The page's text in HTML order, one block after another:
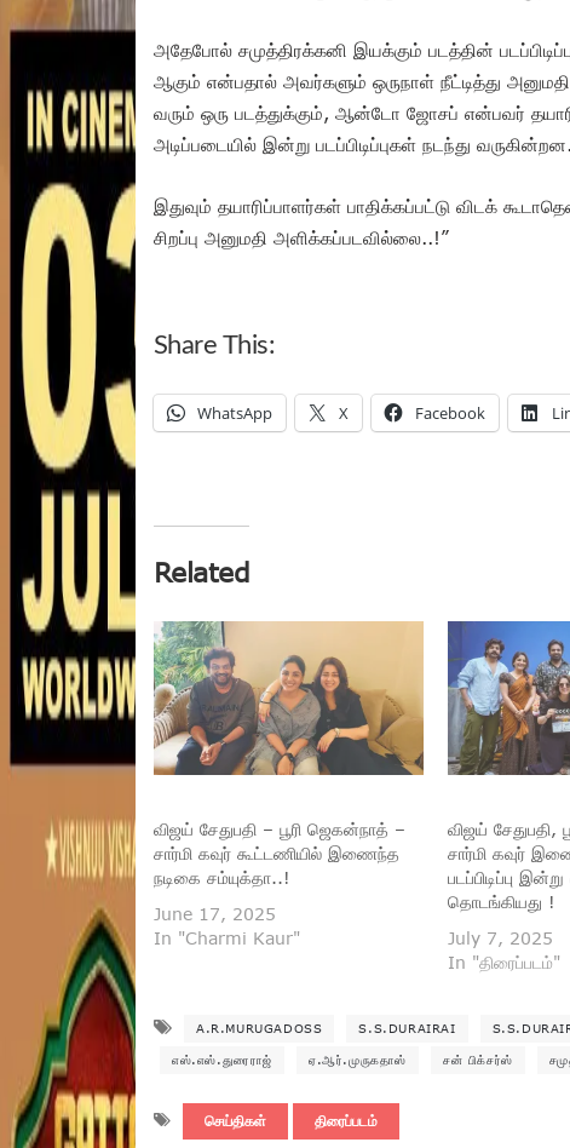
அதேபோல் சமுத்திரக்கனி இயக்கும் படத்தின்
ஆகும் என்பதால் அவர்களும் ஒருநாள் நீட்டித்து அனுமதி
வரும் ஒரு படத்துக்கும், ஆன்டோ ஜோசப் என்பவர்
அடிப்படையில் இன்று படப்பிடிப்புகள் நடந்து வருகின்றன.
இதுவும் தயாரிப்பாளர்கள் பாதிக்கப்பட்டு விடக்
சிறப்பு அனுமதி அளிக்கப்படவில்லை..!”
Share This:
WhatsApp X Facebook
Related
விஜய் சேதுபதி – பூரி ஜெகன்நாத் –
சார்மி கவுர் கூட்டணியில் இணைந்த
நடிகை சம்யுக்தா..!
June 17, 2025
In "Charmi Kaur"
விஜய் சேதுபதி,
சார்மி கவுர்
படப்பிடிப்பு
தொடங்கியது !
July 7, 2025
In "திரைப்படம்"
A.R.MURUGADOSS S.S.DURAIRAI
எஸ்.எஸ்.துரைராஜ் ஏ.ஆர்.முருகதாஸ் சன் பிக்சர்ஸ்
செய்திகள் திரைப்படம்